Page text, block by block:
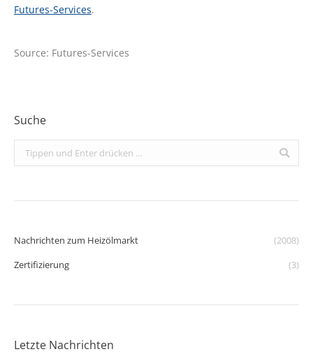
Futures-Services.
Source: Futures-Services
Suche
Search:
Nachrichten zum Heizölmarkt
(2008)
Zertifizierung
(3)
Letzte Nachrichten